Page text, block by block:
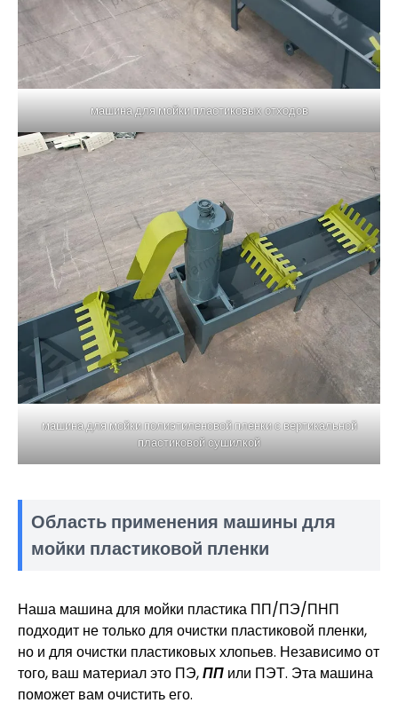
машина для мойки пластиковых отходов
машина для мойки полиэтиленовой пленки с вертикальной
пластиковой сушилкой
Область применения машины для
мойки пластиковой пленки
Наша машина для мойки пластика ПП/ПЭ/ПНП
подходит не только для очистки пластиковой пленки,
но и для очистки пластиковых хлопьев. Независимо от
того, ваш материал это ПЭ,ПП или ПЭТ. Эта машина
поможет вам очистить его.